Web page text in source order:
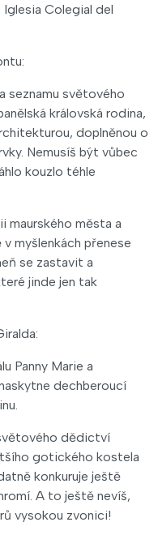
Colegial del
seznamu světového
královská rodina,
doplněnou o
Nemusíš být vůbec
kouzlo téhle
maurského města a
myšlenkách přenese
se zastavit a
jinde jen tak
Panny Marie a
dechberoucí
dědictví
gotického kostela
konkuruje ještě
A to ještě nevíš,
vysokou zvonici!